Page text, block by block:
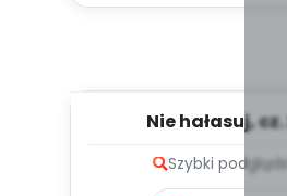
Nie hałasuj,
Szybki podgląd